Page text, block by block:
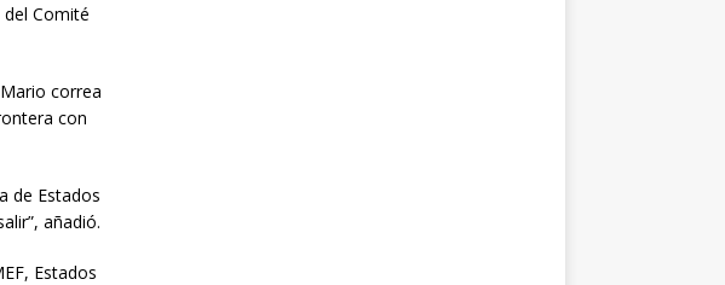
Comité
correa
con
de Estados
añadió.
Estados